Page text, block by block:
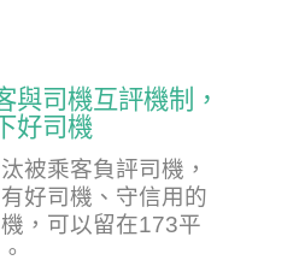
與司機互評機制，
好司機
被乘客負評司機，
好司機、守信用的
，可以留在173平